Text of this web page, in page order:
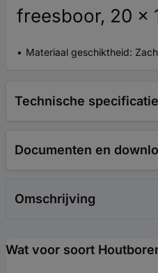
freesboor, 20 x
Materiaal geschiktheid:
Technische
Documenten en
Omschrijving
Wat voor soort